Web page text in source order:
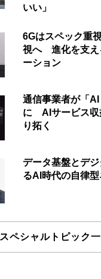
いい」
6Gはスペック重
視へ 進化を支え
ーション
通信事業者が「
に AIサービス収
り拓く
データ基盤とデ
るAI時代の自律
スペシャルトピック